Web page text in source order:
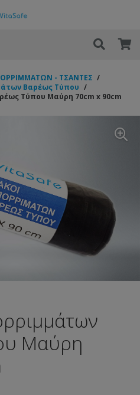
- ΤΣΑΝΤΕΣ /
Βαρέως Τύπου /
Τύπου Μαύρη 70cm x 90cm
Μαύρη